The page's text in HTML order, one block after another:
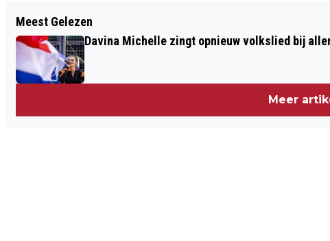
PIETS WEERBERICHT: WEEKEND
ZOMERTEMPERATUREN
Meest Gelezen
Davina Michelle zingt opnieuw volkslied bij
Meer